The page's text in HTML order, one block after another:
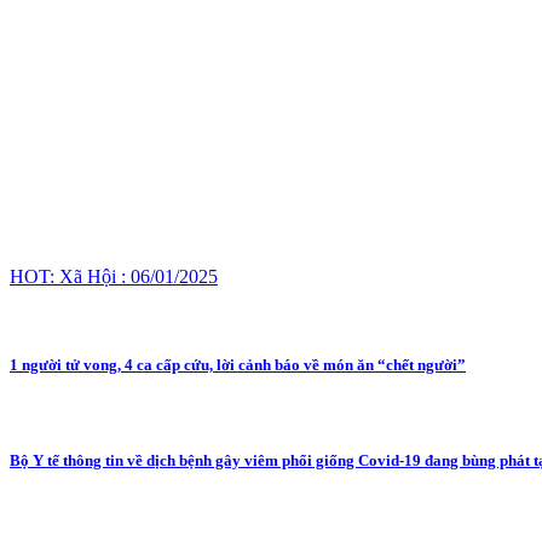
HOT: Xã Hội : 06/01/2025
1 người tử vong, 4 ca cấp cứu, lời cảnh báo về món ăn “chết người”
Bộ Y tế thông tin về dịch bệnh gây viêm phổi giống Covid-19 đang bùng phát